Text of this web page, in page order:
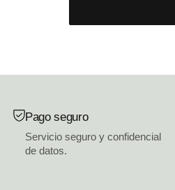
Pago seguro
Servicio seguro y confidencial
de datos.